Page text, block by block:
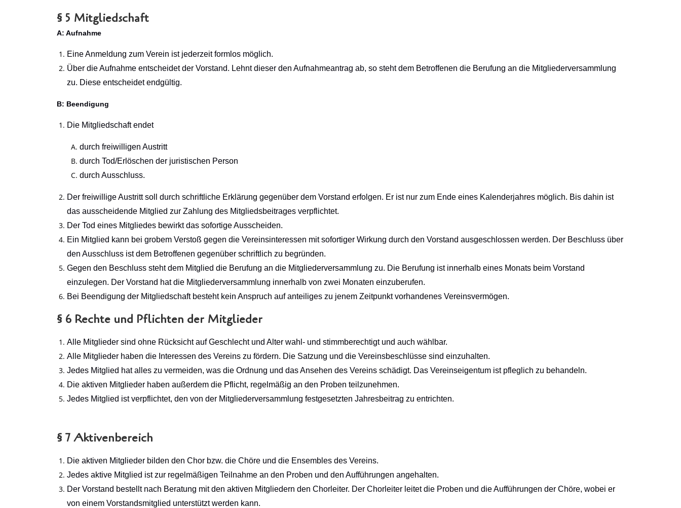
§ 5 Mitgliedschaft
A: Aufnahme
Eine Anmeldung zum Verein ist jederzeit formlos möglich.
Über die Aufnahme entscheidet der Vorstand. Lehnt dieser den Aufnahmeantrag ab, so steht dem Betroffenen die Berufung an die Mitgliederversammlung
zu. Diese entscheidet endgültig.
B: Beendigung
Die Mitgliedschaft endet
durch freiwilligen Austritt
durch Tod/Erlöschen der juristischen Person
durch Ausschluss.
Der freiwillige Austritt soll durch schriftliche Erklärung gegenüber dem Vorstand erfolgen. Er ist nur zum Ende eines Kalenderjahres möglich. Bis dahin ist
das ausscheidende Mitglied zur Zahlung des Mitgliedsbeitrages verpflichtet.
Der Tod eines Mitgliedes bewirkt das sofortige Ausscheiden.
Ein Mitglied kann bei grobem Verstoß gegen die Vereinsinteressen mit sofortiger Wirkung durch den Vorstand ausgeschlossen werden. Der Beschluss über
den Ausschluss ist dem Betroffenen gegenüber schriftlich zu begründen.
Gegen den Beschluss steht dem Mitglied die Berufung an die Mitgliederversammlung zu. Die Berufung ist innerhalb eines Monats beim Vorstand
einzulegen. Der Vorstand hat die Mitgliederversammlung innerhalb von zwei Monaten einzuberufen.
Bei Beendigung der Mitgliedschaft besteht kein Anspruch auf anteiliges zu jenem Zeitpunkt vorhandenes Vereinsvermögen.
§ 6 Rechte und Pflichten der Mitglieder
Alle Mitglieder sind ohne Rücksicht auf Geschlecht und Alter wahl- und stimmberechtigt und auch wählbar.
Alle Mitglieder haben die Interessen des Vereins zu fördern. Die Satzung und die Vereinsbeschlüsse sind einzuhalten.
Jedes Mitglied hat alles zu vermeiden, was die Ordnung und das Ansehen des Vereins schädigt. Das Vereinseigentum ist pfleglich zu behandeln.
Die aktiven Mitglieder haben außerdem die Pflicht, regelmäßig an den Proben teilzunehmen.
Jedes Mitglied ist verpflichtet, den von der Mitgliederversammlung festgesetzten Jahresbeitrag zu entrichten.
§ 7 Aktivenbereich
Die aktiven Mitglieder bilden den Chor bzw. die Chöre und die Ensembles des Vereins.
Jedes aktive Mitglied ist zur regelmäßigen Teilnahme an den Proben und den Aufführungen angehalten.
Der Vorstand bestellt nach Beratung mit den aktiven Mitgliedern den Chorleiter. Der Chorleiter leitet die Proben und die Aufführungen der Chöre, wobei er
von einem Vorstandsmitglied unterstützt werden kann.